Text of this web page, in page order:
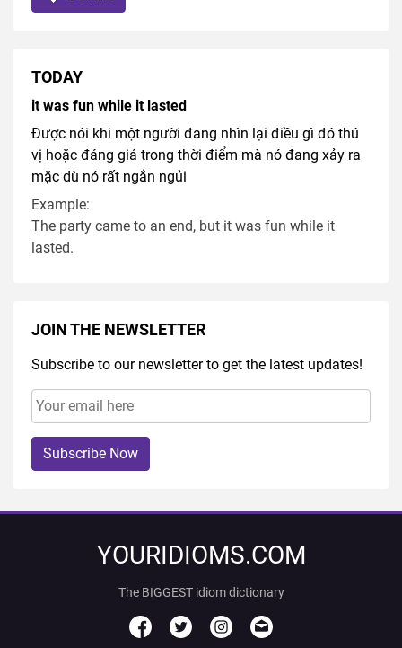
TODAY
it was fun while it lasted
Được nói khi một người đang nhìn lại điều gì đó thú
vị hoặc đáng giá trong thời điểm mà nó đang xảy ra
mặc dù nó rất ngắn ngủi
Example:
The party came to an end, but it was fun while it
lasted.
JOIN THE NEWSLETTER
Subscribe to our newsletter to get the latest updates!
Subscribe Now
YOURIDIOMS.COM
The BIGGEST idiom dictionary